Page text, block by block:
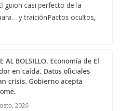
guion casi perfecto de la
y traiciónPactos ocultos,
AL BOLSILLO. Economía de El
en caída. Datos oficiales
crisis. Gobierno acepta
2026